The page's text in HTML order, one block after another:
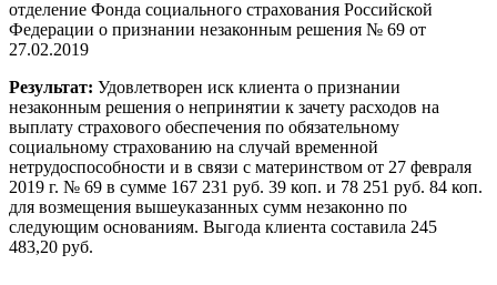
отделение Фонда социального страхования Российской
Федерации о признании незаконным решения № 69 от
27.02.2019
Результат: Удовлетворен иск клиента о признании
незаконным решения о непринятии к зачету расходов на
выплату страхового обеспечения по обязательному
социальному страхованию на случай временной
нетрудоспособности и в связи с материнством от 27 февраля
2019 г. № 69 в сумме 167 231 руб. 39 коп. и 78 251 руб. 84 коп.
для возмещения вышеуказанных сумм незаконно по
следующим основаниям. Выгода клиента составила 245
483,20 руб.